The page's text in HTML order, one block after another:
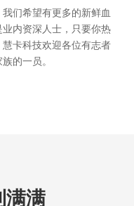
们希望有更多的新鲜血
内资深人士，只要你热
卡科技欢迎各位有志者
的一员。
满满